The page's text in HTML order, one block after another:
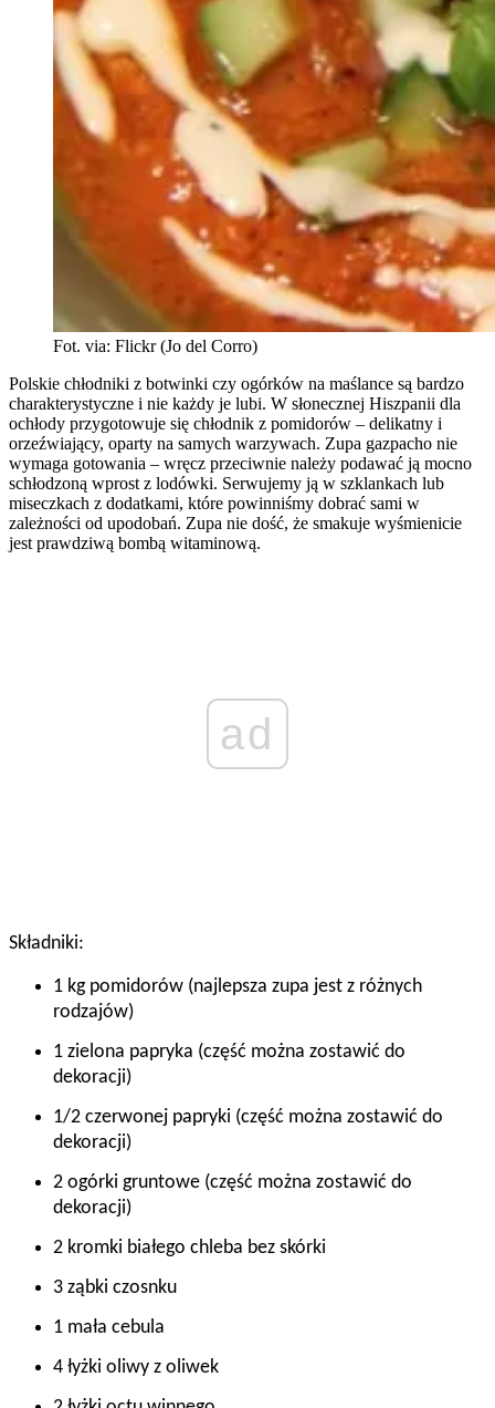
Fot. via: Flickr (Jo del Corro)
Polskie chłodniki z botwinki czy ogórków na maślance są bardzo
charakterystyczne i nie każdy je lubi. W słonecznej Hiszpanii dla
ochłody przygotowuje się chłodnik z pomidorów – delikatny i
orzeźwiający, oparty na samych warzywach. Zupa gazpacho nie
wymaga gotowania – wręcz przeciwnie należy podawać ją mocno
schłodzoną wprost z lodówki. Serwujemy ją w szklankach lub
miseczkach z dodatkami, które powinniśmy dobrać sami w
zależności od upodobań. Zupa nie dość, że smakuje wyśmienicie
jest prawdziwą bombą witaminową.
ad
Składniki:
1 kg pomidorów (najlepsza zupa jest z różnych
rodzajów)
1 zielona papryka (część można zostawić do
dekoracji)
1/2 czerwonej papryki (część można zostawić do
dekoracji)
2 ogórki gruntowe (część można zostawić do
dekoracji)
2 kromki białego chleba bez skórki
3 ząbki czosnku
1 mała cebula
4 łyżki oliwy z oliwek